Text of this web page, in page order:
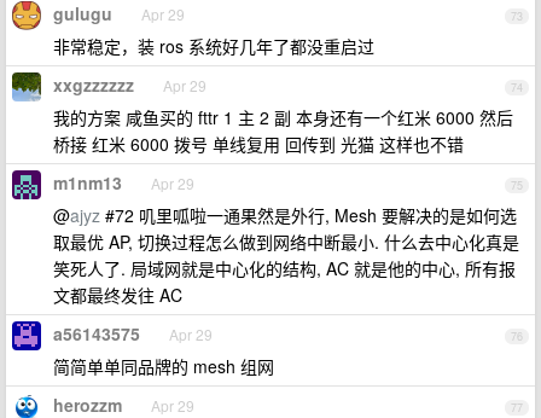
73
gulugu Apr 29
非常稳定，装 ros 系统好几年了都没重启过
74
xxgzzzzzz Apr 29
我的方案 咸鱼买的 fttr 1 主 2 副 本身还有一个红米 6000 然后
桥接 红米 6000 拨号 单线复用 回传到 光猫 这样也不错
75
m1nm13 Apr 29
@ajyz #72 叽里呱啦一通果然是外行, Mesh 要解决的是如何选
取最优 AP, 切换过程怎么做到网络中断最小. 什么去中心化真是
笑死人了. 局域网就是中心化的结构, AC 就是他的中心, 所有报
文都最终发往 AC
76
a56143575 Apr 29
简简单单同品牌的 mesh 组网
77
herozzm Apr 29